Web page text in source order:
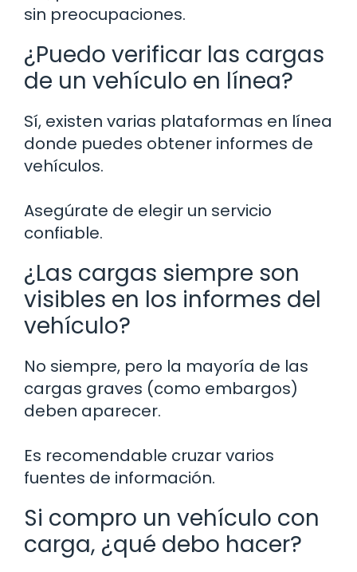
sin preocupaciones.
¿Puedo verificar las cargas
de un vehículo en línea?
Sí, existen varias plataformas en línea
donde puedes obtener informes de
vehículos.
Asegúrate de elegir un servicio
confiable.
¿Las cargas siempre son
visibles en los informes del
vehículo?
No siempre, pero la mayoría de las
cargas graves (como embargos)
deben aparecer.
Es recomendable cruzar varios
fuentes de información.
Si compro un vehículo con
carga, ¿qué debo hacer?